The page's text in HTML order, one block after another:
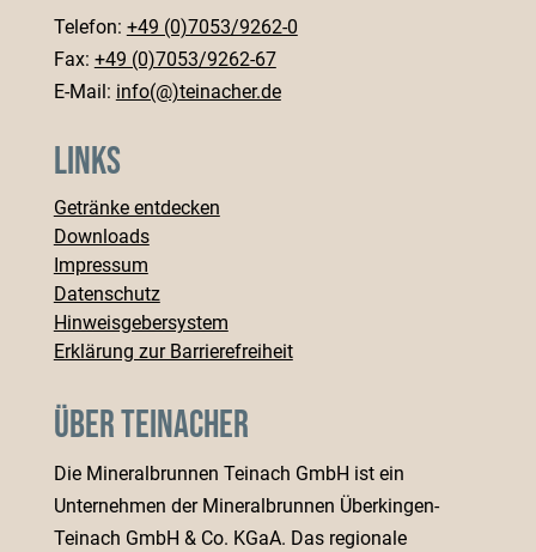
Telefon: +49 (0)7053/9262-0
Fax: +49 (0)7053/9262-67
E-Mail: info(@)teinacher.de
Links
Getränke entdecken
Downloads
Impressum
Datenschutz
Hinweisgebersystem
Erklärung zur Barrierefreiheit
Über Teinacher
Die Mineralbrunnen Teinach GmbH ist ein
Unternehmen der Mineralbrunnen Überkingen-
Teinach GmbH & Co. KGaA. Das regionale